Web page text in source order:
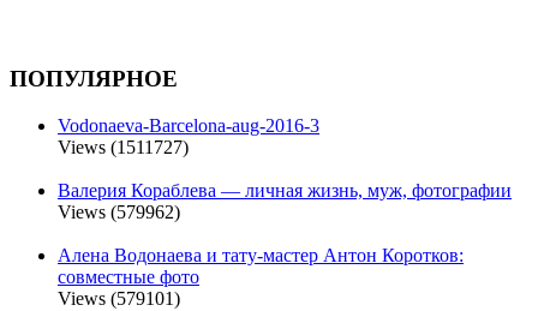
ПОПУЛЯРНОЕ
Vodonaeva-Barcelona-aug-2016-3
Views (1511727)
Валерия Кораблева — личная жизнь, муж, фотографии
Views (579962)
Алена Водонаева и тату-мастер Антон Коротков:
совместные фото
Views (579101)